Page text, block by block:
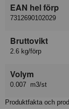
EAN hel förp
7312690102029
Bruttovikt
2.6 kg/förp
Volym
0.007 m3/st
Produktfakta och